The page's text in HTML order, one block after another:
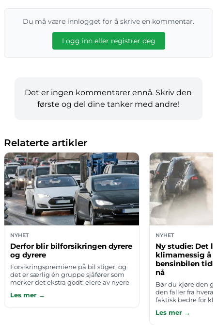
Du må være innlogget for å skrive en kommentar.
Logg inn eller registrer deg
Det er ingen kommentarer ennå. Skriv den
første og del dine tanker med andre!
Relaterte artikler
NYHET
Derfor blir bilforsikringen dyrere
og dyrere
Forsikringspremiene på bil stiger, og
det er særlig én gruppe sjåfører som
merker det ekstra godt: eiere av nyere
få tak i og bruktprisen er …
Les mer →
NYHET
Ny studie: Det
klimamessig å
bensinbilen
nå
Bør du kjøre den
den faller fra
faktisk bedre for
Mange har en
Les mer →